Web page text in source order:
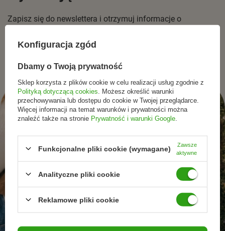
Zapisz się do newslettera i otrzymuj informacje o
naturalnej pielęgnacjii zdrowego stylu życia.
Konfiguracja zgód
Dbamy o Twoją prywatność
Sklep korzysta z plików cookie w celu realizacji usług zgodnie z
Polityką dotyczącą cookies . Możesz określić warunki
przechowywania lub dostępu do cookie w Twojej przeglądarce.
Więcej informacji na temat warunków i prywatności można
znaleźć także na stronie Prywatność i warunki Google
Funkcjonalne pliki cookie (wymagane)
Zawsze
aktywne
Analityczne pliki cookie
Reklamowe pliki cookie